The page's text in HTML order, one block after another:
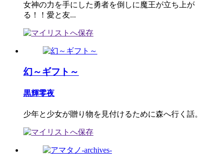
女神の力を手にした勇者を倒しに魔王が立ち上が
る！！愛と友...
幻～ギフト～
黒輝零夜
少年と少女が贈り物を見付けるために森へ行く話。